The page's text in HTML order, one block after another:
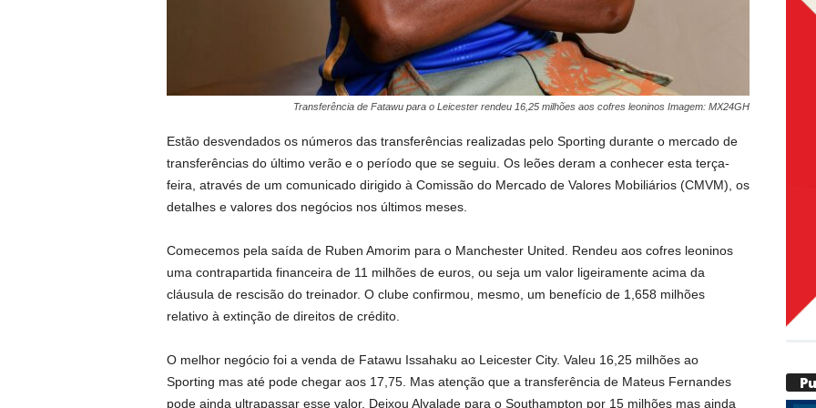
Transferência de Fatawu para o Leicester rendeu 16,25 milhões aos cofres leoninos Imagem: MX24GH
Estão desvendados os números das transferências realizadas pelo Sporting durante o mercado de
transferências do último verão e o período que se seguiu. Os leões deram a conhecer esta terça-
feira, através de um comunicado dirigido à Comissão do Mercado de Valores Mobiliários (CMVM), os
detalhes e valores dos negócios nos últimos meses.
Comecemos pela saída de Ruben Amorim para o Manchester United. Rendeu aos cofres leoninos
uma contrapartida financeira de 11 milhões de euros, ou seja um valor ligeiramente acima da
cláusula de rescisão do treinador. O clube confirmou, mesmo, um benefício de 1,658 milhões
relativo à extinção de direitos de crédito.
O melhor negócio foi a venda de Fatawu Issahaku ao Leicester City. Valeu 16,25 milhões ao
Sporting mas até pode chegar aos 17,75. Mas atenção que a transferência de Mateus Fernandes
pode ainda ultrapassar esse valor. Deixou Alvalade para o Southampton por 15 milhões mas ainda